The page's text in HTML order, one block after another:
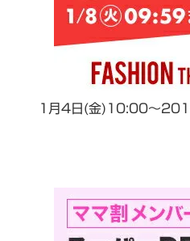
1月4日(金)10:00～